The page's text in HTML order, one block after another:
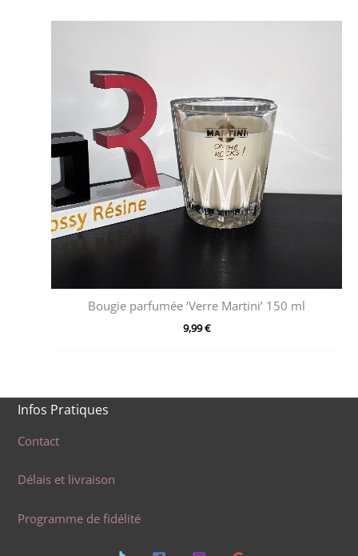
Bougie parfumée ‘Verre Martini’ 150 ml
9,99€
Infos Pratiques
Contact
Délais et livraison
Programme de fidélité